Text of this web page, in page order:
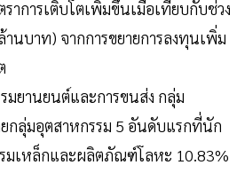
การเติบโตเพิ่มขึ้นเมื่อเทียบกับช่วง
นบาท) จากการขยายการลงทุนเพิ่ม
ยานยนต์และการขนส่ง กลุ่ม
กลุ่มอุตสาหกรรม 5 อันดับแรกที่นัก
มเหล็กและผลิตภัณฑ์โลหะ 10.83%